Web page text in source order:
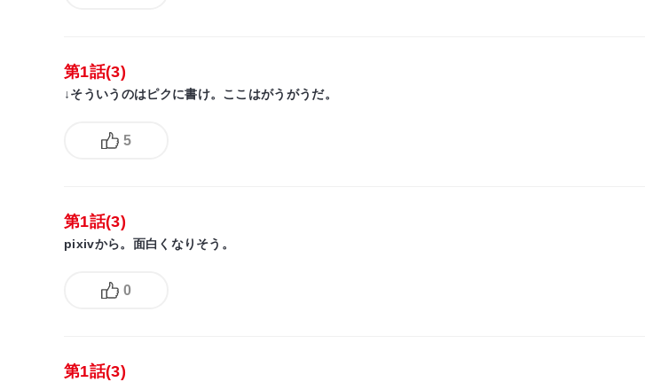
第1話(3)
↓そういうのはピクに書け。ここはがうがうだ。
5
第1話(3)
pixivから。面白くなりそう。
0
第1話(3)